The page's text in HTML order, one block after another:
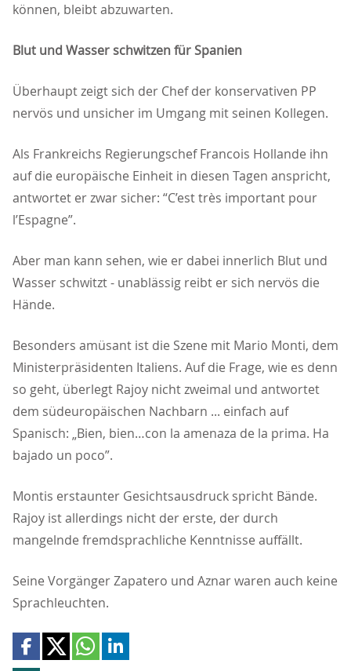
können, bleibt abzuwarten.
Blut und Wasser schwitzen für Spanien
Überhaupt zeigt sich der Chef der konservativen PP
nervös und unsicher im Umgang mit seinen Kollegen.
Als Frankreichs Regierungschef Francois Hollande ihn
auf die europäische Einheit in diesen Tagen anspricht,
antwortet er zwar sicher: “C’est très important pour
l’Espagne”.
Aber man kann sehen, wie er dabei innerlich Blut und
Wasser schwitzt - unablässig reibt er sich nervös die
Hände.
Besonders amüsant ist die Szene mit Mario Monti, dem
Ministerpräsidenten Italiens. Auf die Frage, wie es denn
so geht, überlegt Rajoy nicht zweimal und antwortet
dem südeuropäischen Nachbarn ... einfach auf
Spanisch: „Bien, bien…con la amenaza de la prima. Ha
bajado un poco”.
Montis erstaunter Gesichtsausdruck spricht Bände.
Rajoy ist allerdings nicht der erste, der durch
mangelnde fremdsprachliche Kenntnisse auffällt.
Seine Vorgänger Zapatero und Aznar waren auch keine
Sprachleuchten.